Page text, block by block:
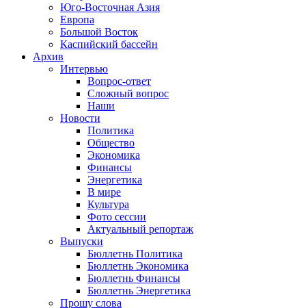
Юго-Восточная Азия
Европа
Большой Восток
Каспийский бассейн
Архив
Интервью
Вопрос-ответ
Сложный вопрос
Наши
Новости
Политика
Общество
Экономика
Финансы
Энергетика
В мире
Культура
Фото сессии
Актуальный репортаж
Выпуски
Бюллетнь Политика
Бюллетнь Экономика
Бюллетнь Финансы
Бюллетнь Энергетика
Прошу слова